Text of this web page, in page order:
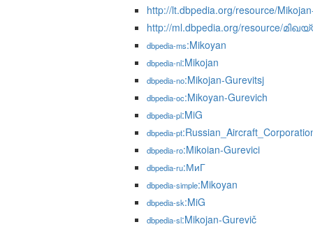
http://lt.dbpedia.org/resource/
http://ml.dbpedia.org/resource/
dbpedia-ms:Mikoyan
dbpedia-nl:Mikojan
dbpedia-no:Mikojan-Gurevitsj
dbpedia-oc:Mikoyan-Gurevich
dbpedia-pl:MiG
dbpedia-pt
dbpedia-ro:Mikoian-Gurevici
dbpedia-ru:МиГ
dbpedia-simple:Mikoyan
dbpedia-sk:MiG
dbpedia-sl:Mikojan-Gurevič